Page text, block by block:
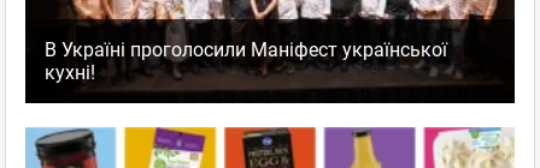
В Україні проголосили Маніфест української
кухні!